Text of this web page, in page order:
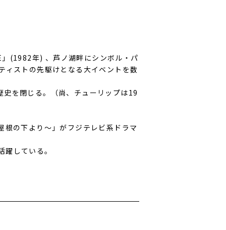
(1982年) 、芦ノ湖畔にシンボル・パ
ストの先駆けとなる大イベントを数
を閉じる。（尚、チューリップは19
根の下より〜」がフジテレビ系ドラマ
している。